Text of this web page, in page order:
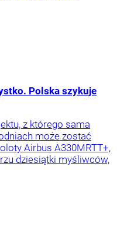
Polska szykuje
z którego sama
może zostać
Airbus A330MRTT+,
dziesiątki myśliwców,